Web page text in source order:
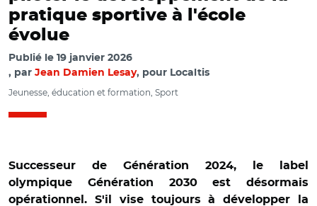
pratique sportive à l'école
évolue
Publié le 19 janvier 2026
par Jean Damien Lesay, pour Localtis
Jeunesse, éducation et formation, Sport
Successeur de Génération 2024, le label
olympique Génération 2030 est désormais
opérationnel. S'il vise toujours à développer la